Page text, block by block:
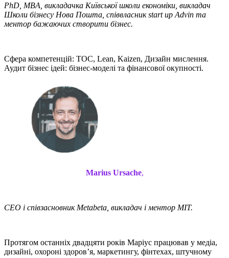
PhD, MBA, викладачка Київської школи економіки, викладач
Школи бізнесу Нова Пошта, співвласник start up Advin та
ментор бажаючих створити бізнес.
Сфера компетенцій: TOC, Lean, Kaizen, Дизайн мислення.
Аудит бізнес ідей: бізнес-моделі та фінансової окупності.
Marius Ursache,
CEO і співзасновник Metabeta, викладач і ментор MIT.
Протягом останніх двадцяти років Маріус працював у медіа,
дизайні, охороні здоров’я, маркетингу, фінтехах, штучному